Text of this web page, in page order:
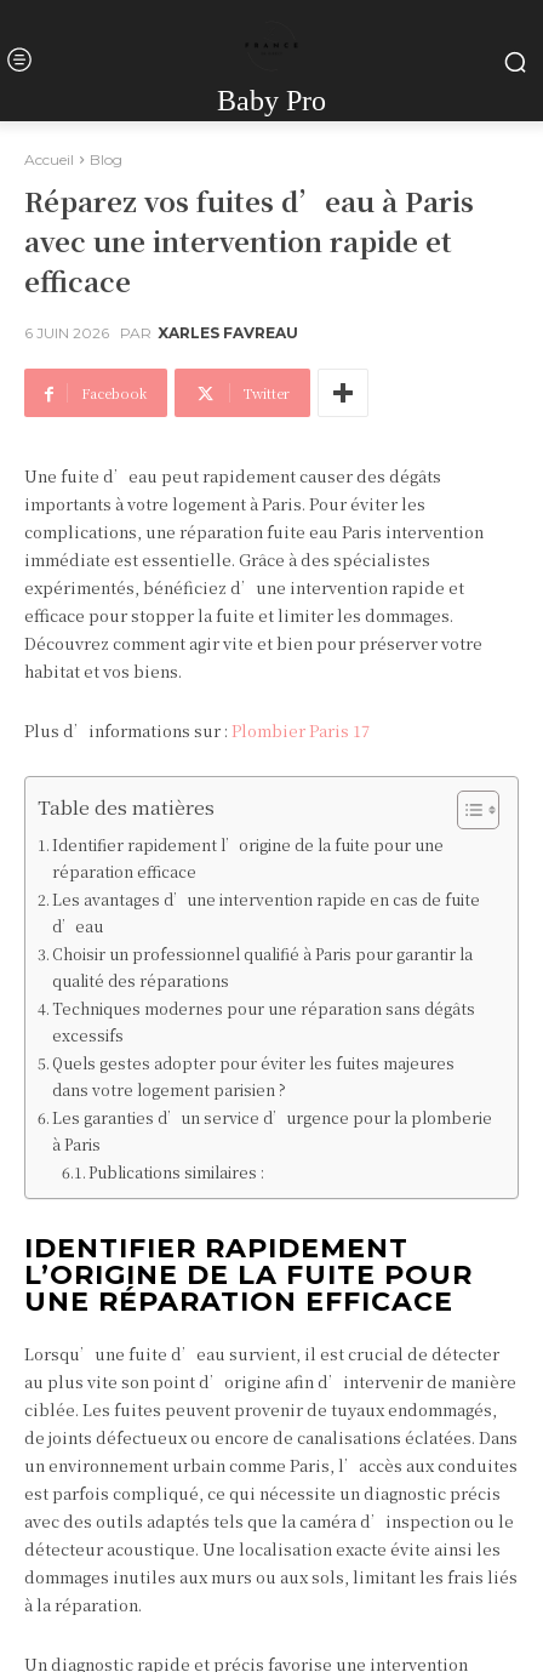
Baby Pro
Accueil Blog
Réparez vos fuites d’eau à Paris
avec une intervention rapide et
efficace
6 JUIN 2026 PAR XARLES FAVREAU
Facebook Twitter
Une fuite d’eau peut rapidement causer des dégâts
importants à votre logement à Paris. Pour éviter les
complications, une réparation fuite eau Paris intervention
immédiate est essentielle. Grâce à des spécialistes
expérimentés, bénéficiez d’une intervention rapide et
efficace pour stopper la fuite et limiter les dommages.
Découvrez comment agir vite et bien pour préserver votre
habitat et vos biens.
Plus d’informations sur : Plombier Paris 17
Table des matières
Identifier rapidement l’origine de la fuite pour une
réparation efficace
Les avantages d’une intervention rapide en cas de fuite
d’eau
Choisir un professionnel qualifié à Paris pour garantir la
qualité des réparations
Techniques modernes pour une réparation sans dégâts
excessifs
Quels gestes adopter pour éviter les fuites majeures
dans votre logement parisien ?
Les garanties d’un service d’urgence pour la plomberie
à Paris
Publications similaires :
IDENTIFIER RAPIDEMENT
L’ORIGINE DE LA FUITE POUR
UNE RÉPARATION EFFICACE
Lorsqu’une fuite d’eau survient, il est crucial de détecter
au plus vite son point d’origine afin d’intervenir de manière
ciblée. Les fuites peuvent provenir de tuyaux endommagés,
de joints défectueux ou encore de canalisations éclatées. Dans
un environnement urbain comme Paris, l’accès aux conduites
est parfois compliqué, ce qui nécessite un diagnostic précis
avec des outils adaptés tels que la caméra d’inspection ou le
détecteur acoustique. Une localisation exacte évite ainsi les
dommages inutiles aux murs ou aux sols, limitant les frais liés
à la réparation.
Un diagnostic rapide et précis favorise une intervention